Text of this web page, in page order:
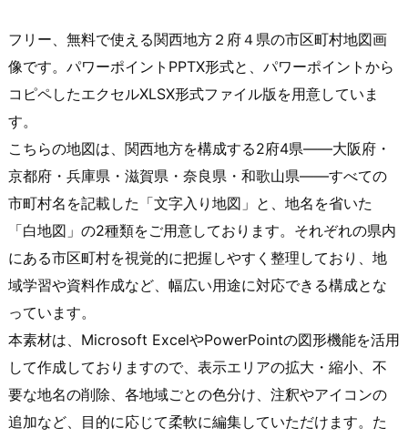
フリー、無料で使える関西地方２府４県の市区町村地図画
像です。パワーポイントPPTX形式と、パワーポイントから
コピペしたエクセルXLSX形式ファイル版を用意していま
す。
こちらの地図は、関西地方を構成する2府4県――大阪府・
京都府・兵庫県・滋賀県・奈良県・和歌山県――すべての
市町村名を記載した「文字入り地図」と、地名を省いた
「白地図」の2種類をご用意しております。それぞれの県内
にある市区町村を視覚的に把握しやすく整理しており、地
域学習や資料作成など、幅広い用途に対応できる構成とな
っています。
本素材は、Microsoft ExcelやPowerPointの図形機能を活用
して作成しておりますので、表示エリアの拡大・縮小、不
要な地名の削除、各地域ごとの色分け、注釈やアイコンの
追加など、目的に応じて柔軟に編集していただけます。た